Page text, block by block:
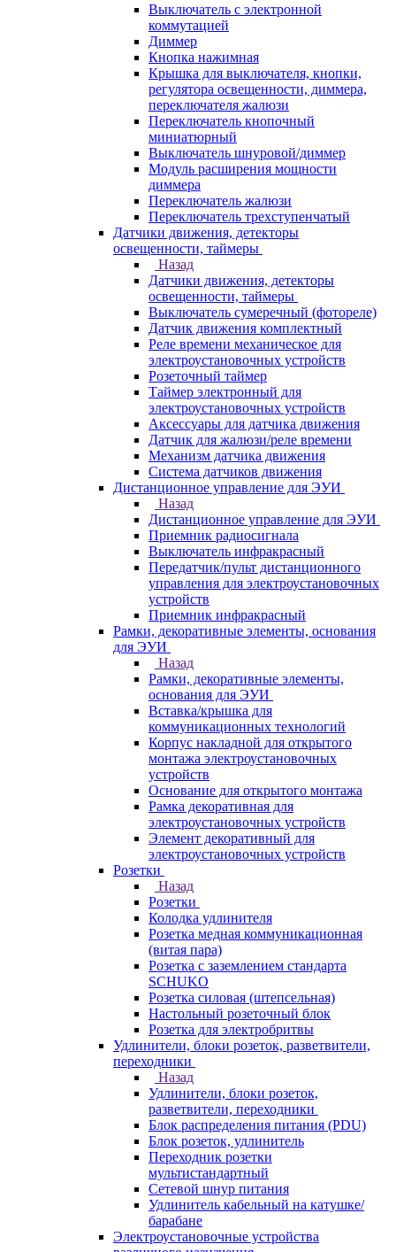
Выключатель с электронной
коммутацией
Диммер
Кнопка нажимная
Крышка для выключателя, кнопки,
регулятора освещенности, диммера,
переключателя жалюзи
Переключатель кнопочный
миниатюрный
Выключатель шнуровой/диммер
Модуль расширения мощности
диммера
Переключатель жалюзи
Переключатель трехступенчатый
Датчики движения, детекторы
освещенности, таймеры
Назад
Датчики движения, детекторы
освещенности, таймеры
Выключатель сумеречный (фотореле)
Датчик движения комплектный
Реле времени механическое для
электроустановочных устройств
Розеточный таймер
Таймер электронный для
электроустановочных устройств
Аксессуары для датчика движения
Датчик для жалюзи/реле времени
Механизм датчика движения
Система датчиков движения
Дистанционное управление для ЭУИ
Назад
Дистанционное управление для ЭУИ
Приемник радиосигнала
Выключатель инфракрасный
Передатчик/пульт дистанционного
управления для электроустановочных
устройств
Приемник инфракрасный
Рамки, декоративные элементы, основания
для ЭУИ
Назад
Рамки, декоративные элементы,
основания для ЭУИ
Вставка/крышка для
коммуникационных технологий
Корпус накладной для открытого
монтажа электроустановочных
устройств
Основание для открытого монтажа
Рамка декоративная для
электроустановочных устройств
Элемент декоративный для
электроустановочных устройств
Розетки
Назад
Розетки
Колодка удлинителя
Розетка медная коммуникационная
(витая пара)
Розетка с заземлением стандарта
SCHUKO
Розетка силовая (штепсельная)
Настольный розеточный блок
Розетка для электробритвы
Удлинители, блоки розеток, разветвители,
переходники
Назад
Удлинители, блоки розеток,
разветвители, переходники
Блок распределения питания (PDU)
Блок розеток, удлинитель
Переходник розетки
мультистандартный
Сетевой шнур питания
Удлинитель кабельный на катушке/
барабане
Электроустановочные устройства